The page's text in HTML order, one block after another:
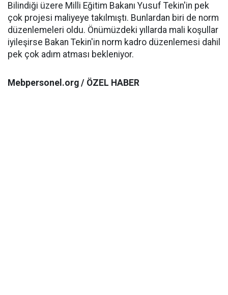
Bilindiği üzere Milli Eğitim Bakanı Yusuf Tekin'in pek
çok projesi maliyeye takılmıştı. Bunlardan biri de norm
düzenlemeleri oldu. Önümüzdeki yıllarda mali koşullar
iyileşirse Bakan Tekin'in norm kadro düzenlemesi dahil
pek çok adım atması bekleniyor.
Mebpersonel.org / ÖZEL HABER